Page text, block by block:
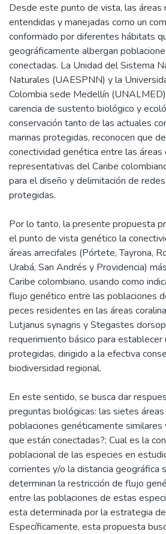
Desde este punto de vista, las áreas
entendidas y manejadas como un
conformado por diferentes hábitats
geográficamente albergan
conectadas. La Unidad del Sistema
Naturales (UAESPNN) y la
Colombia sede Medellín
carencia de sustento biológico y
conservación tanto de las actuales
marinas protegidas, reconocen que
conectividad genética entre las áreas
representativas del Caribe
para el diseño y delimitación de
protegidas.
Por lo tanto, la presente propuesta
el punto de vista genético la
áreas arrecifales (Pórtete, Tayrona,
Urabá, San Andrés y Providencia)
Caribe colombiano, usando como
flujo genético entre las poblaciones
peces residentes en las áreas
Lutjanus synagris y Stegastes
requerimiento básico para establecer
protegidas, dirigido a la efectiva
biodiversidad regional.
En este sentido, se busca dar
preguntas biológicas: las sietes
poblaciones genéticamente
que están conectadas?; Cual es la
poblacional de las especies en
corrientes y/o la distancia geográfica
determinan la restricción de flujo
entre las poblaciones de estas
esta determinada por la estrategia
Específicamente, esta propuesta